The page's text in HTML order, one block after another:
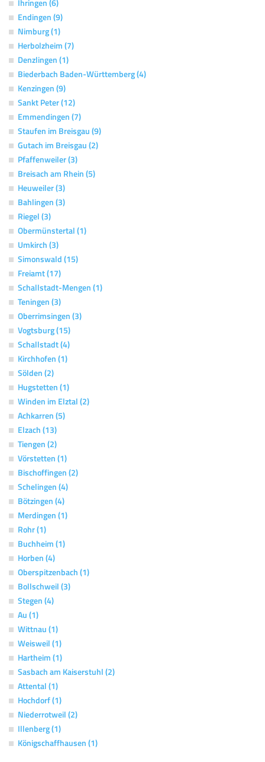
Ihringen (6)
Endingen (9)
Nimburg (1)
Herbolzheim (7)
Denzlingen (1)
Biederbach Baden-Württemberg (4)
Kenzingen (9)
Sankt Peter (12)
Emmendingen (7)
Staufen im Breisgau (9)
Gutach im Breisgau (2)
Pfaffenweiler (3)
Breisach am Rhein (5)
Heuweiler (3)
Bahlingen (3)
Riegel (3)
Obermünstertal (1)
Umkirch (3)
Simonswald (15)
Freiamt (17)
Schallstadt-Mengen (1)
Teningen (3)
Oberrimsingen (3)
Vogtsburg (15)
Schallstadt (4)
Kirchhofen (1)
Sölden (2)
Hugstetten (1)
Winden im Elztal (2)
Achkarren (5)
Elzach (13)
Tiengen (2)
Vörstetten (1)
Bischoffingen (2)
Schelingen (4)
Bötzingen (4)
Merdingen (1)
Rohr (1)
Buchheim (1)
Horben (4)
Oberspitzenbach (1)
Bollschweil (3)
Stegen (4)
Au (1)
Wittnau (1)
Weisweil (1)
Hartheim (1)
Sasbach am Kaiserstuhl (2)
Attental (1)
Hochdorf (1)
Niederrotweil (2)
Illenberg (1)
Königschaffhausen (1)